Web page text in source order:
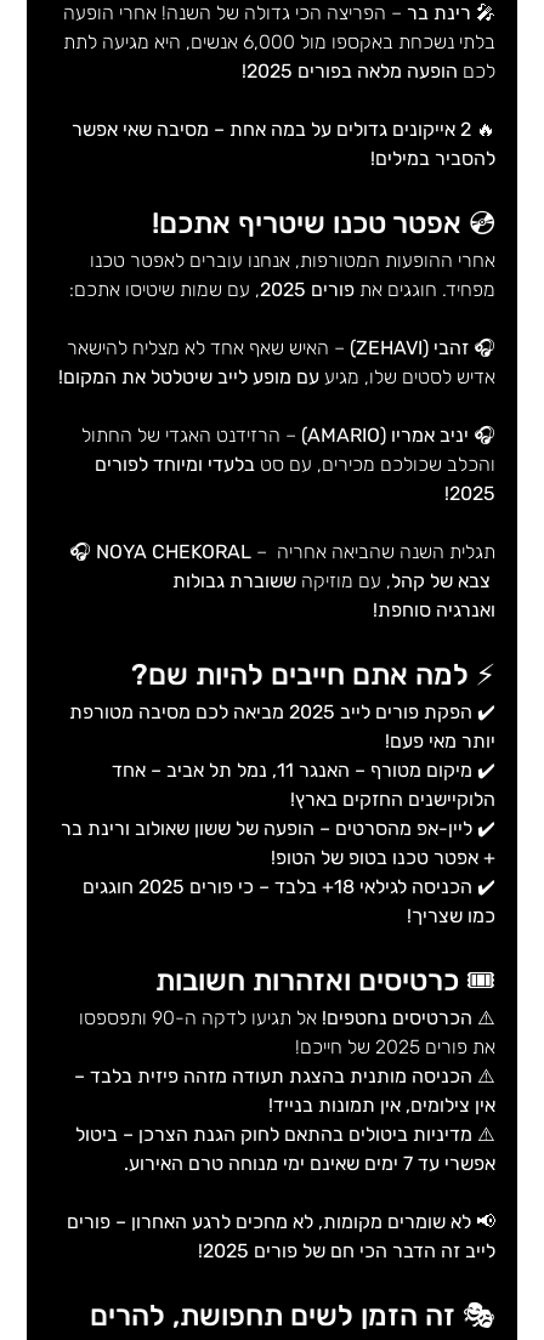
🎤 רינת בר – הפריצה הכי גדולה של השנה! אחרי הופעה
בלתי נשכחת באקספו מול 6,000 אנשים, היא מגיעה לתת
לכם הופעה מלאה בפורים 2025!
🔥
2 אייקונים גדולים על במה אחת – מסיבה שאי אפשר
להסביר במילים!
💿 אפטר טכנו שיטריף אתכם!
אחרי ההופעות המטורפות, אנחנו עוברים לאפטר טכנו
מפחיד. חוגגים את פורים 2025 , עם שמות שיטיסו אתכם:
🎧 זהבי (ZEHAVI)
– האיש שאף אחד לא מצליח להישאר
אדיש לסטים שלו, מגיע עם מופע לייב שיטלטל את המקום!
🎧 יניב אמריו (AMARIO)
– הרזידנט האגדי של החתול
והכלב שכולכם מכירים, עם סט בלעדי ומיוחד לפורים
2025!
🎧 NOYA CHEKORAL
– תגלית השנה שהביאה אחריה
צבא של קהל, עם מוזיקה
ואנרגיה סוחפת!
⚡ למה אתם חייבים להיות שם?
✔️
הפקת פורים לייב 2025 מביאה לכם מסיבה מטורפת
יותר מאי פעם!
✔️
מיקום מטורף – האנגר 11, נמל תל אביב – אחד
הלוקיישנים החזקים בארץ!
✔️ ליין-אפ מהסרטים – הופעה של ששון שאולוב ורינת בר
+ אפטר טכנו בטופ של הטופ!
✔️
הכניסה לגילאי 18+ בלבד – כי פורים 2025 חוגגים
כמו שצריך!
🎟️ כרטיסים ואזהרות חשובות
⚠️ הכרטיסים נחטפים!
אל תגיעו לדקה ה-90 ותפספסו
את פורים 2025 של חייכם!
⚠️ הכניסה מותנית בהצגת תעודה מזהה פיזית בלבד –
אין צילומים, אין תמונות בנייד!
⚠️ מדיניות ביטולים בהתאם לחוק הגנת הצרכן – ביטול
אפשרי עד 7 ימים שאינם ימי מנוחה טרם האירוע.
📢 לא שומרים מקומות, לא מחכים לרגע האחרון – פורים
לייב זה הדבר הכי חם של פורים 2025!
🎭 זה הזמן לשים תחפושת, להרים